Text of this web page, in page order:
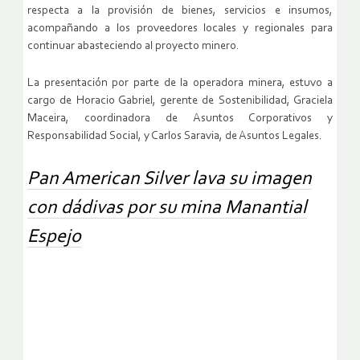
respecta a la provisión de bienes, servicios e insumos,
acompañando a los proveedores locales y regionales para
continuar abasteciendo al proyecto minero.
La presentación por parte de la operadora minera, estuvo a
cargo de Horacio Gabriel, gerente de Sostenibilidad, Graciela
Maceira, coordinadora de Asuntos Corporativos y
Responsabilidad Social, y Carlos Saravia, de Asuntos Legales.
Pan American Silver lava su imagen
con dádivas por su mina Manantial
Espejo